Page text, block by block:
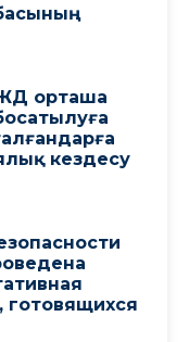
орташа
кездесу
готовящихся